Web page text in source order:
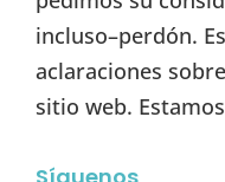
incluso–perdón.
aclaraciones
sitio web.